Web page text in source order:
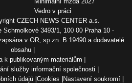
Vedro v práci
CZECH NEWS CENTER a.s.
3493/1, 100 00 Praha 10 -
v OR, sp.zn. B 19490 a dodavatelé
obsahu
k publikovaným materiálům
služby informační společnosti
údajů Cookies Nastavení soukromí